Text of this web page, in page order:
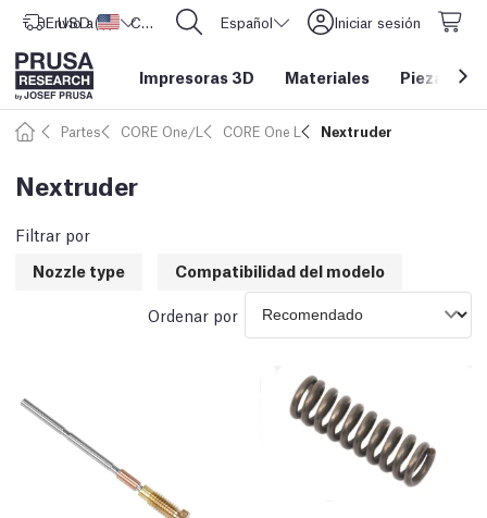
Envío a Estados Unidos
USD ($) CORE One L: ¡Ya disponible! Español Iniciar sesión
Impresoras 3D Materiales Piezas y
Partes CORE One/L CORE One L Nextruder
Nextruder
Filtrar por
Nozzle type
Compatibilidad del modelo
Ordenar por